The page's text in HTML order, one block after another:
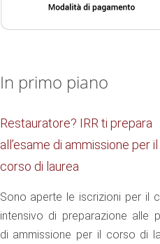
In primo piano
Restauratore? IRR ti prepara
all’esame di ammissione per il
corso di laurea
Sono aperte le iscrizioni per il
intensivo di preparazione alle
di ammissione per il corso di